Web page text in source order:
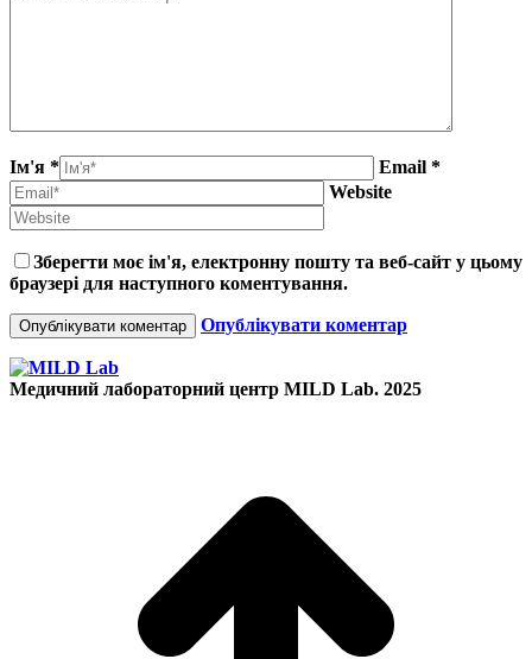
Ім'я *
Email *
Website
Зберегти моє ім'я, електронну пошту та веб-сайт у цьому
браузері для наступного коментування.
Опублікувати коментар
Медичний лабораторний центр MILD Lab. 2025